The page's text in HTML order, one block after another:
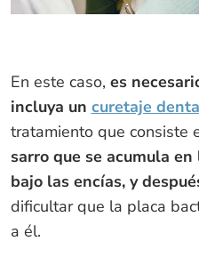
En este caso, es
incluya un curetaje
tratamiento que consiste
sarro que se acumula
bajo las encías, y
dificultar que la placa
a él.